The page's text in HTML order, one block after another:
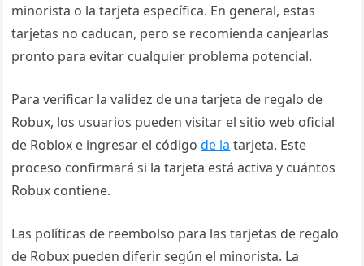
minorista o la tarjeta específica. En general, estas
tarjetas no caducan, pero se recomienda canjearlas
pronto para evitar cualquier problema potencial.
Para verificar la validez de una tarjeta de regalo de
Robux, los usuarios pueden visitar el sitio web oficial
de Roblox e ingresar el códigode la tarjeta. Este
proceso confirmará si la tarjeta está activa y cuántos
Robux contiene.
Las políticas de reembolso para las tarjetas de regalo
de Robux pueden diferir según el minorista. La